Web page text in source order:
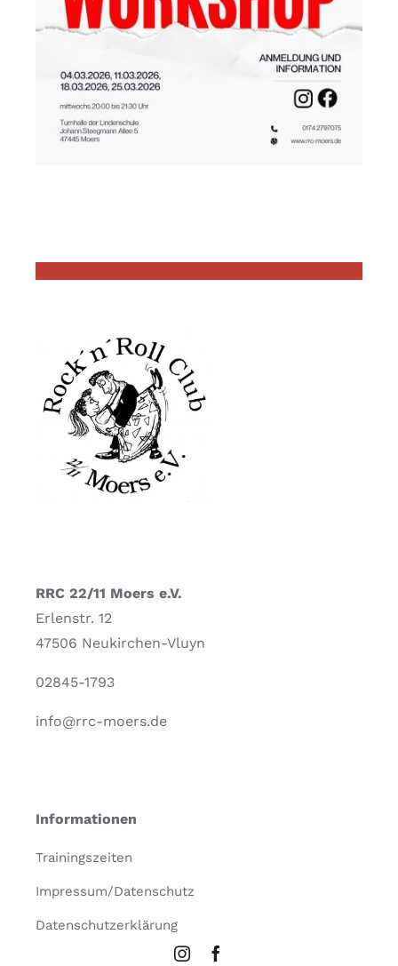
RRC 22/11 Moers e.V.
Erlenstr. 12
47506 Neukirchen-Vluyn
02845-1793
info@rrc-moers.de
Informationen
Trainingszeiten
Impressum/Datenschutz
Datenschutzerklärung